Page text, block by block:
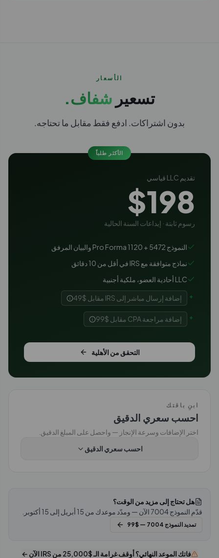
الأسعار
تسعير شفاف.
بدون اشتراكات. ادفع فقط مقابل ما تحتاجه.
الأكثر طلباً
تقديم LLC قياسي
$198
رسوم ثابتة · إيداعات السنة الحالية
النموذج 5472 + Pro Forma 1120 والبيان المرفق
نماذج متوافقة مع IRS في أقل من 10 دقائق
LLC أحادية العضو، ملكية أجنبية
+ إضافة إرسال مباشر إلى IRS مقابل $49
+ إضافة مراجعة CPA مقابل $99
التحقق من الأهلية
ابنِ باقتك
احسب سعري الدقيق
اختر الإضافات وسرعة الإنجاز — واحصل على المبلغ الدقيق.
احسب سعري الدقيق
هل تحتاج إلى مزيد من الوقت؟
قدّم النموذج 7004 الآن — ومدّد موعدك من 15 أبريل إلى 15 أكتوبر.
تمديد النموذج 7004 — $99
فاتك الموعد النهائي؟ أوقف غرامة الـ $25,000 من IRS الآن ←